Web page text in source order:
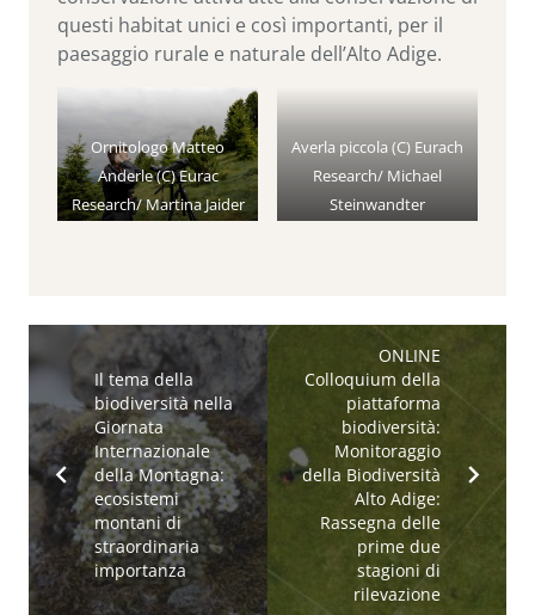
questi habitat unici e così importanti, per il
paesaggio rurale e naturale dell’Alto Adige.
Ornitologo Matteo
Anderle (C) Eurac
Research/ Martina Jaider
Averla piccola (C) Eurach
Research/ Michael
Steinwandter
Il tema della
biodiversità nella
Giornata
Internazionale
della Montagna:
ecosistemi
montani di
straordinaria
importanza
ONLINE
Colloquium della
piattaforma
biodiversità:
Monitoraggio
della Biodiversità
Alto Adige:
Rassegna delle
prime due
stagioni di
rilevazione